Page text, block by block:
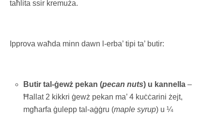
taħlita ssir kremuża.
Ipprova waħda minn dawn l-erba’ tipi ta’ butir:
Butir tal-ġewż pekan (pecan nuts) u kannella –
Ħallat 2 kikkri ġewż pekan ma’ 4 kuċċarini żejt,
mgħarfa ġulepp tal-aġġru (maple syrup) u ¼